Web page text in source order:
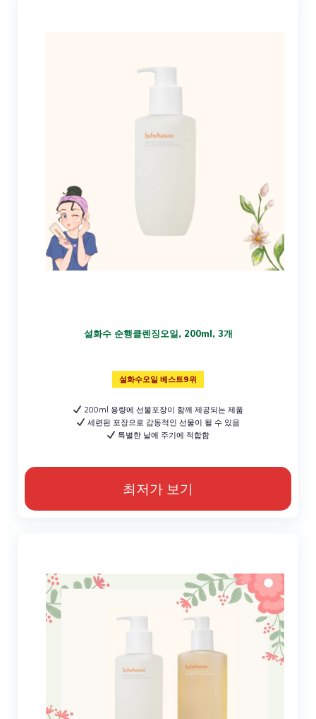
설화수 순행클렌징오일, 200ml, 3개
설화수오일 베스트9위
200ml 용량에 선물포장이 함께 제공되는 제품
세련된 포장으로 감동적인 선물이 될 수 있음
특별한 날에 주기에 적합함
최저가 보기